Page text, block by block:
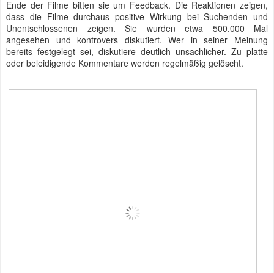
Ende der Filme bitten sie um Feedback. Die Reaktionen zeigen,
dass die Filme durchaus positive Wirkung bei Suchenden und
Unentschlossenen zeigen. Sie wurden etwa 500.000 Mal
angesehen und kontrovers diskutiert. Wer in seiner Meinung
bereits festgelegt sei, diskutiere deutlich unsachlicher. Zu platte
oder beleidigende Kommentare werden regelmäßig gelöscht.